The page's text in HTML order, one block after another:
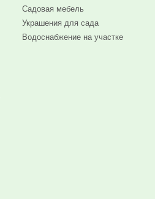
Садовая мебель
Украшения для сада
Водоснабжение на участке